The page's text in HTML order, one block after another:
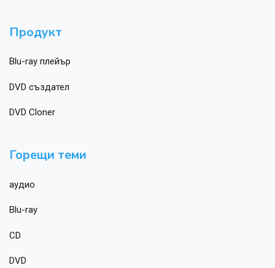
Продукт
Blu-ray плейър
DVD създател
DVD Cloner
Горещи теми
аудио
Blu-ray
CD
DVD